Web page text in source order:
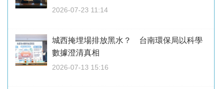
2026-07-23 11:14
城西掩埋場排放黑水？ 台南環保局以科學
數據澄清真相
2026-07-13 15:16